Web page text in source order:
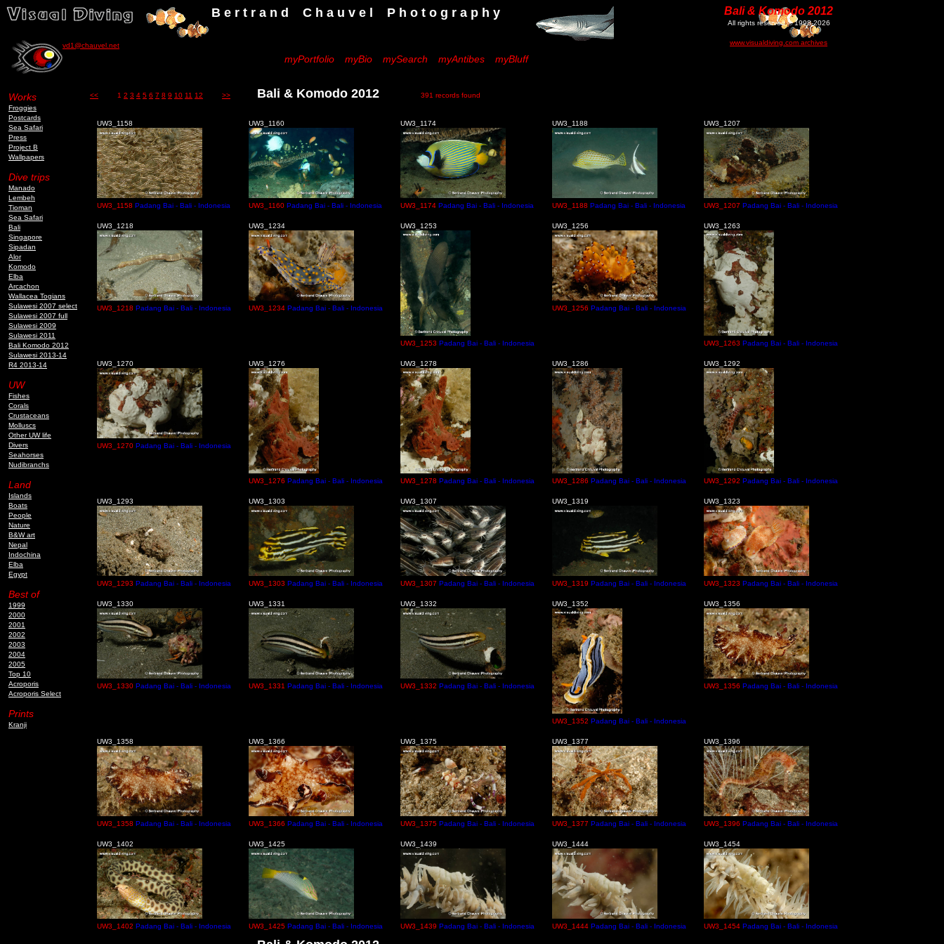
B e r t r a n d C h a u v e l P h o t o g r a p h y
vd1@chauvel.net
myPortfolio myBio mySearch myAntibes myBluff
Bali & Komodo 2012
All rights reserved © 1998-2026
www.visualdiving.com archives
Works
Froggies
Postcards
Sea Safari
Press
Project B
Wallpapers
Dive trips
Manado
Lembeh
Tioman
Sea Safari
Bali
Singapore
Sipadan
Alor
Komodo
Elba
Arcachon
Wallacea Togians
Sulawesi 2007 select
Sulawesi 2007 full
Sulawesi 2009
Sulawesi 2011
Bali Komodo 2012
Sulawesi 2013-14
R4 2013-14
UW
Fishes
Corals
Crustaceans
Molluscs
Other UW life
Divers
Seahorses
Nudibranchs
Land
Islands
Boats
People
Nature
B&W art
Nepal
Indochina
Elba
Egypt
Best of
1999
2000
2001
2002
2003
2004
2005
Top 10
Acroporis
Acroporis Select
Prints
Kranji
<< 1 2 3 4 5 6 7 8 9 10 11 12 >> Bali & Komodo 2012 391 records found
UW3_1158
UW3_1158 Padang Bai - Bali - Indonesia
UW3_1160
UW3_1160 Padang Bai - Bali - Indonesia
UW3_1174
UW3_1174 Padang Bai - Bali - Indonesia
UW3_1188
UW3_1188 Padang Bai - Bali - Indonesia
UW3_1207
UW3_1207 Padang Bai - Bali - Indonesia
UW3_1218
UW3_1218 Padang Bai - Bali - Indonesia
UW3_1234
UW3_1234 Padang Bai - Bali - Indonesia
UW3_1253
UW3_1253 Padang Bai - Bali - Indonesia
UW3_1256
UW3_1256 Padang Bai - Bali - Indonesia
UW3_1263
UW3_1263 Padang Bai - Bali - Indonesia
UW3_1270
UW3_1270 Padang Bai - Bali - Indonesia
UW3_1276
UW3_1276 Padang Bai - Bali - Indonesia
UW3_1278
UW3_1278 Padang Bai - Bali - Indonesia
UW3_1286
UW3_1286 Padang Bai - Bali - Indonesia
UW3_1292
UW3_1292 Padang Bai - Bali - Indonesia
UW3_1293
UW3_1293 Padang Bai - Bali - Indonesia
UW3_1303
UW3_1303 Padang Bai - Bali - Indonesia
UW3_1307
UW3_1307 Padang Bai - Bali - Indonesia
UW3_1319
UW3_1319 Padang Bai - Bali - Indonesia
UW3_1323
UW3_1323 Padang Bai - Bali - Indonesia
UW3_1330
UW3_1330 Padang Bai - Bali - Indonesia
UW3_1331
UW3_1331 Padang Bai - Bali - Indonesia
UW3_1332
UW3_1332 Padang Bai - Bali - Indonesia
UW3_1352
UW3_1352 Padang Bai - Bali - Indonesia
UW3_1356
UW3_1356 Padang Bai - Bali - Indonesia
UW3_1358
UW3_1358 Padang Bai - Bali - Indonesia
UW3_1366
UW3_1366 Padang Bai - Bali - Indonesia
UW3_1375
UW3_1375 Padang Bai - Bali - Indonesia
UW3_1377
UW3_1377 Padang Bai - Bali - Indonesia
UW3_1396
UW3_1396 Padang Bai - Bali - Indonesia
UW3_1402
UW3_1402 Padang Bai - Bali - Indonesia
UW3_1425
UW3_1425 Padang Bai - Bali - Indonesia
UW3_1439
UW3_1439 Padang Bai - Bali - Indonesia
UW3_1444
UW3_1444 Padang Bai - Bali - Indonesia
UW3_1454
UW3_1454 Padang Bai - Bali - Indonesia